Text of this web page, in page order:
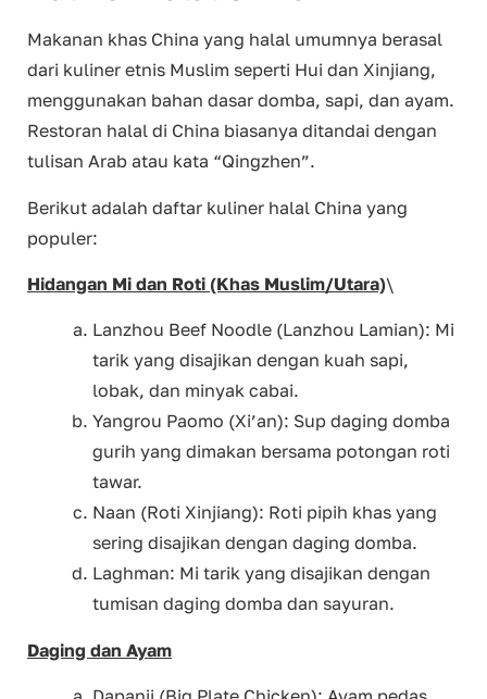
Makanan khas China yang halal umumnya berasal
dari kuliner etnis Muslim seperti Hui dan Xinjiang,
menggunakan bahan dasar domba, sapi, dan ayam.
Restoran halal di China biasanya ditandai dengan
tulisan Arab atau kata “Qingzhen”.
Berikut adalah daftar kuliner halal China yang
populer:
Hidangan Mi dan Roti (Khas Muslim/Utara)\
Lanzhou Beef Noodle (Lanzhou Lamian): Mi
tarik yang disajikan dengan kuah sapi,
lobak, dan minyak cabai.
Yangrou Paomo (Xi’an): Sup daging domba
gurih yang dimakan bersama potongan roti
tawar.
Naan (Roti Xinjiang): Roti pipih khas yang
sering disajikan dengan daging domba.
Laghman: Mi tarik yang disajikan dengan
tumisan daging domba dan sayuran.
Daging dan Ayam